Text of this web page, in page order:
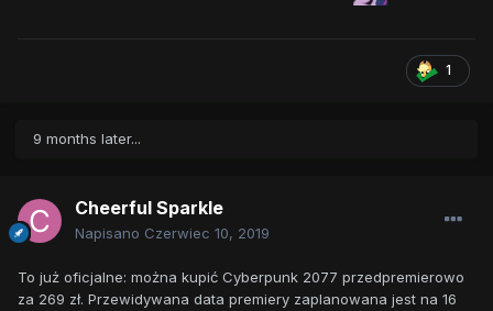
1
9 months later...
Cheerful Sparkle
Napisano Czerwiec 10, 2019
To już oficjalne: można kupić Cyberpunk 2077 przedpremierowo
za 269 zł. Przewidywana data premiery zaplanowana jest na 16